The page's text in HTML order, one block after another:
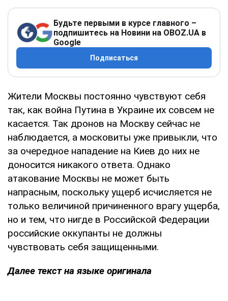
Будьте первыми в курсе главного –
подпишитесь на Новини на OBOZ.UA в
Google
Подписаться
Жители Москвы постоянно чувствуют себя
так, как война Путина в Украине их совсем не
касается. Так дронов на Москву сейчас не
наблюдается, а московиты уже привыкли, что
за очередное нападение на Киев до них не
доносится никакого ответа. Однако
атакование Москвы не может быть
напрасным, поскольку ущерб исчисляется не
только величиной причиненного врагу ущерба,
но и тем, что нигде в Российской Федерации
российские оккупанты не должны
чувствовать себя защищенными.
Далее текст на языке оригинала